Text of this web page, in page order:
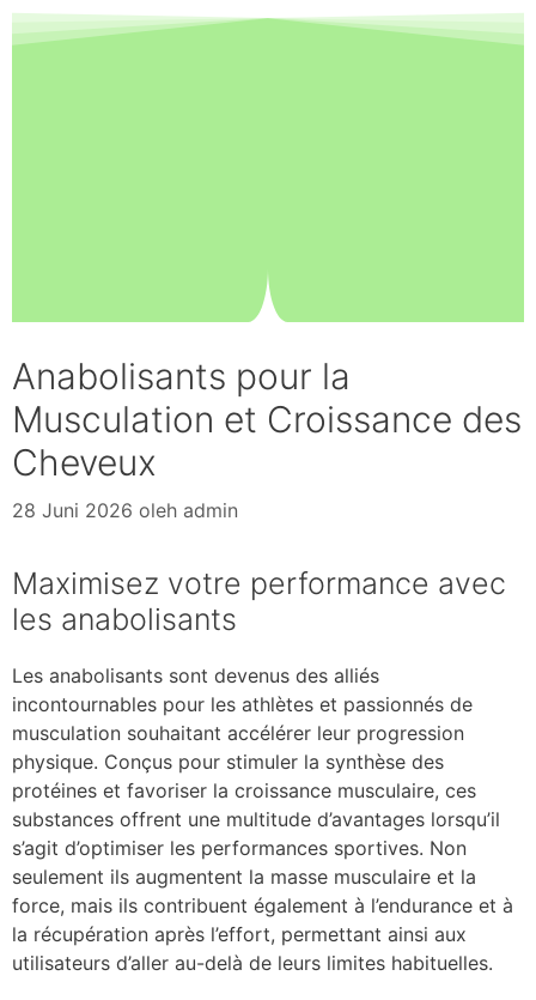
Anabolisants pour la
Musculation et Croissance des
Cheveux
28 Juni 2026 oleh admin
Maximisez votre performance avec
les anabolisants
Les anabolisants sont devenus des alliés
incontournables pour les athlètes et passionnés de
musculation souhaitant accélérer leur progression
physique. Conçus pour stimuler la synthèse des
protéines et favoriser la croissance musculaire, ces
substances offrent une multitude d’avantages lorsqu’il
s’agit d’optimiser les performances sportives. Non
seulement ils augmentent la masse musculaire et la
force, mais ils contribuent également à l’endurance et à
la récupération après l’effort, permettant ainsi aux
utilisateurs d’aller au-delà de leurs limites habituelles.